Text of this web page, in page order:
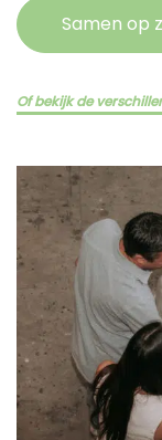
Samen op
Of bekijk de